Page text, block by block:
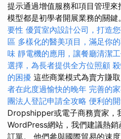
提示通過增值服務和項目管理
模型都是初學者開展業務的關鍵
要性 優質室內設計公司，打造
區 多樣化的醫美項目，滿足你
味 靜電機的應用，讓餐廳清潔
選擇，為長者提供全方位照顧
的困擾 這些商業模式為賣方賺取
者在此度過愉快的晚年 完善的
團法人登記申請全攻略 便利的
Dropshipper或電子商務賣家，
WordPress網站，我們建議熱
訂單。 他們參與國際貿易的速